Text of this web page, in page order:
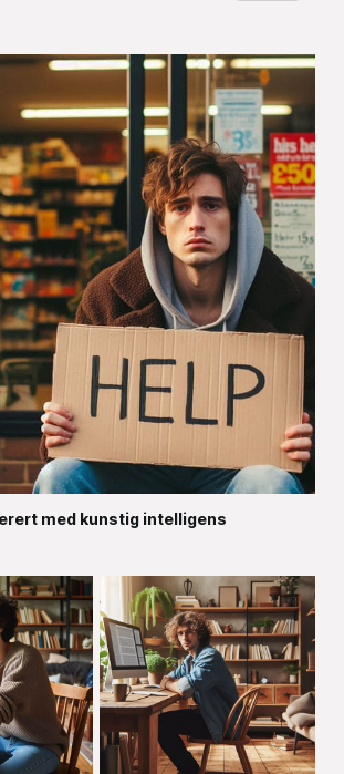
med kunstig intelligens